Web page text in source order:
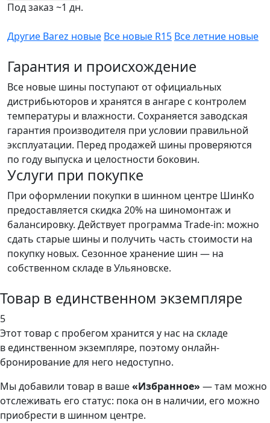
Под заказ ~1 дн.
Другие Barez новые Все новые R15 Все летние новые
Гарантия и происхождение
Все новые шины поступают от официальных
дистрибьюторов и хранятся в ангаре с контролем
температуры и влажности. Сохраняется заводская
гарантия производителя при условии правильной
эксплуатации. Перед продажей шины проверяются
по году выпуска и целостности боковин.
Услуги при покупке
При оформлении покупки в шинном центре ШинКо
предоставляется скидка 20% на шиномонтаж и
балансировку. Действует программа Trade-in: можно
сдать старые шины и получить часть стоимости на
покупку новых. Сезонное хранение шин — на
собственном складе в Ульяновске.
Товар в единственном экземпляре
5
Этот товар с пробегом хранится у нас на складе
в единственном экземпляре, поэтому онлайн-
бронирование для него недоступно.
Мы добавили товар в ваше«Избранное» — там можно
отслеживать его статус: пока он в наличии, его можно
приобрести в шинном центре.